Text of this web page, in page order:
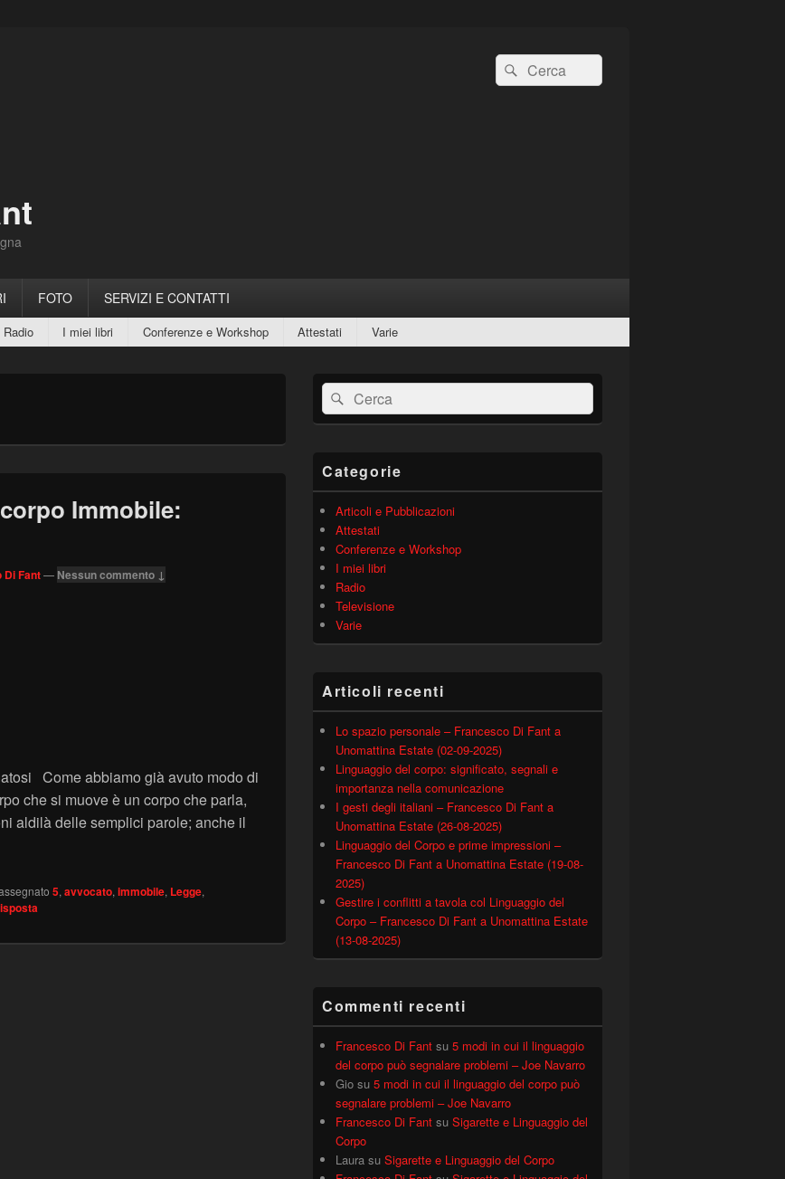
Cerca:Cerca
FOTO SERVIZI E CONTATTI
Radio I miei libri Conferenze e Workshop Attestati Varie
Immobile:
Di Fant— Nessun commento ↓
Come abbiamo già avuto modo di
che si muove è un corpo che parla,
aldilà delle semplici parole; anche il
n.5 – Il corpo Immobile: Tensione e Tanatosi
5, avvocato, immobile, Legge,
Area
widget
barra
laterale
Cerca:Cerca
Categorie
Articoli e Pubblicazioni
Attestati
Conferenze e Workshop
I miei libri
Radio
Televisione
Varie
Articoli recenti
Lo spazio personale – Francesco Di Fant a
Unomattina Estate (02-09-2025)
Linguaggio del corpo: significato, segnali e
importanza nella comunicazione
I gesti degli italiani – Francesco Di Fant a
Unomattina Estate (26-08-2025)
Linguaggio del Corpo e prime impressioni –
Francesco Di Fant a Unomattina Estate (19-08-
2025)
Gestire i conflitti a tavola col Linguaggio del
Corpo – Francesco Di Fant a Unomattina Estate
(13-08-2025)
Commenti recenti
Francesco Di Fant su 5 modi in cui il linguaggio
del corpo può segnalare problemi – Joe Navarro
Gio su 5 modi in cui il linguaggio del corpo può
segnalare problemi – Joe Navarro
Francesco Di Fant su Sigarette e Linguaggio del
Corpo
Laura su Sigarette e Linguaggio del Corpo